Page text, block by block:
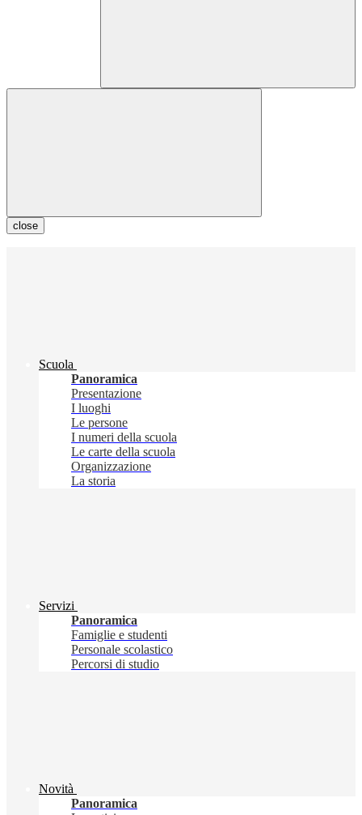
close
Scuola
Panoramica
Presentazione
I luoghi
Le persone
I numeri della scuola
Le carte della scuola
Organizzazione
La storia
Servizi
Panoramica
Famiglie e studenti
Personale scolastico
Percorsi di studio
Novità
Panoramica